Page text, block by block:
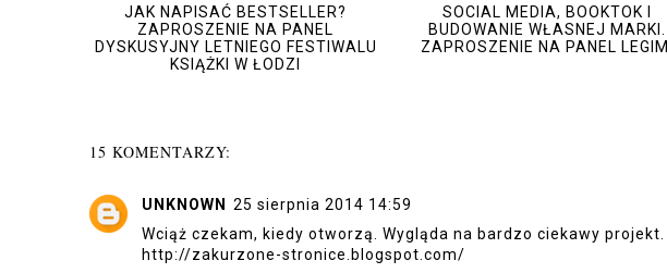
JAK NAPISAĆ BESTSELLER?
ZAPROSZENIE NA PANEL
DYSKUSYJNY LETNIEGO FESTIWALU
KSIĄŻKI W ŁODZI
SOCIAL MEDIA, BOOKTOK I
BUDOWANIE WŁASNEJ MARKI.
ZAPROSZENIE NA PANEL LEGIMI
15 KOMENTARZY:
UNKNOWN
25 sierpnia 2014 14:59
Wciąż czekam, kiedy otworzą. Wygląda na bardzo ciekawy projekt.
http://zakurzone-stronice.blogspot.com/